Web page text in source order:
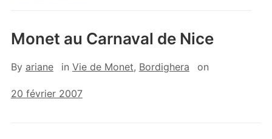
Monet au Carnaval de Nice
By ariane in Vie de Monet, Bordighera on
20 février 2007